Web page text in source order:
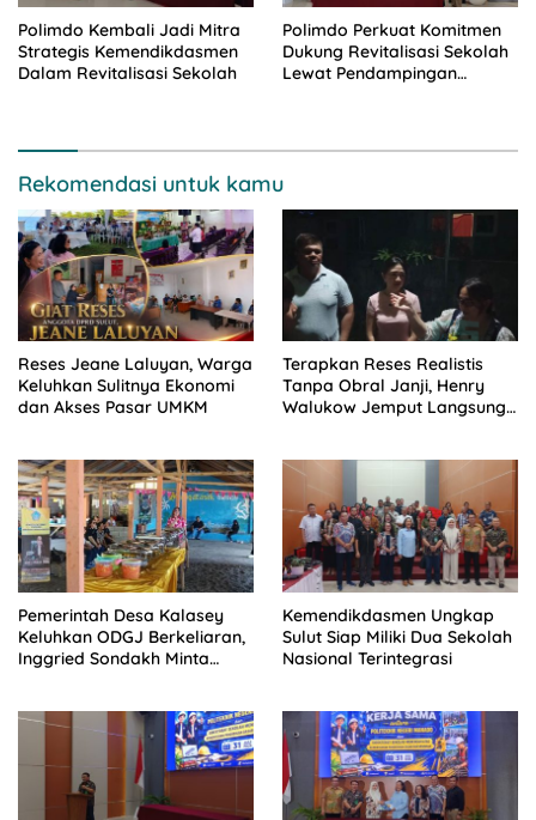
Polimdo Kembali Jadi Mitra
Strategis Kemendikdasmen
Dalam Revitalisasi Sekolah
Polimdo Perkuat Komitmen
Dukung Revitalisasi Sekolah
Lewat Pendampingan
Rekomendasi untuk kamu
Reses Jeane Laluyan, Warga
Keluhkan Sulitnya Ekonomi
dan Akses Pasar UMKM
Terapkan Reses Realistis
Tanpa Obral Janji, Henry
Walukow Jemput Langsung
Pemerintah Desa Kalasey
Keluhkan ODGJ Berkeliaran,
Inggried Sondakh Minta
Kemendikdasmen Ungkap
Sulut Siap Miliki Dua Sekolah
Nasional Terintegrasi